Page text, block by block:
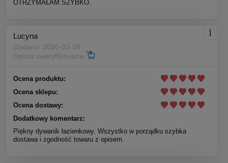
OTRZYMAŁAM SZYBKO.
Lucyna
Dodano: 2026-03-09
Opinia zweryfikowana
Ocena produktu:
Ocena sklepu:
Ocena dostawy:
Dodatkowy komentarz:
Piękny dywanik łazienkowy. Wszystko w porządku szybka
dostawa i zgodność towaru z opisem.